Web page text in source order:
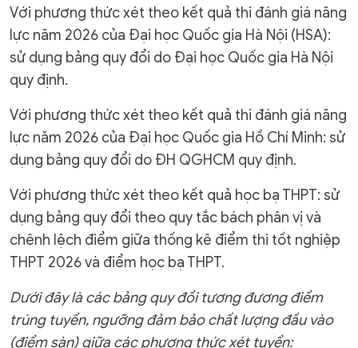
Với phương thức xét theo kết quả thi đánh giá năng
lực năm 2026 của Đại học Quốc gia Hà Nội (HSA):
sử dụng bảng quy đổi do Đại học Quốc gia Hà Nội
quy định.
Với phương thức xét theo kết quả thi đánh giá năng
lực năm 2026 của Đại học Quốc gia Hồ Chí Minh: sử
dụng bảng quy đổi do ĐH QGHCM quy định.
Với phương thức xét theo kết quả học bạ THPT: sử
dụng bảng quy đổi theo quy tắc bách phân vị và
chênh lệch điểm giữa thống kê điểm thi tốt nghiệp
THPT 2026 và điểm học bạ THPT.
Dưới đây là các bảng quy đổi tương đương điểm
trúng tuyển, ngưỡng đảm bảo chất lượng đầu vào
(điểm sàn) giữa các phương thức xét tuyển: